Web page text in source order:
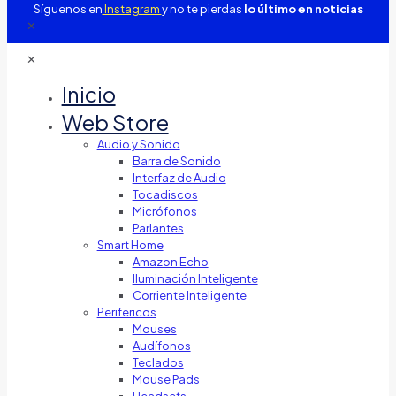
Síguenos enInstagramy no te pierdas lo último en noticias
✕
✕
Inicio
Web Store
Audio y Sonido
Barra de Sonido
Interfaz de Audio
Tocadiscos
Micrófonos
Parlantes
Smart Home
Amazon Echo
Iluminación Inteligente
Corriente Inteligente
Perifericos
Mouses
Audífonos
Teclados
Mouse Pads